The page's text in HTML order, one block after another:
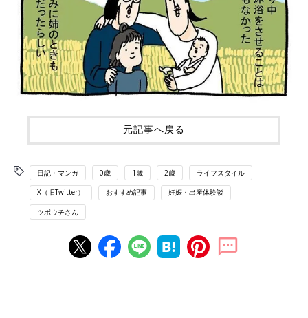
元記事へ戻る
日記・マンガ 0歳 1歳 2歳 ライフスタイル
X（旧Twitter） おすすめ記事 妊娠・出産体験談
ツボウチさん